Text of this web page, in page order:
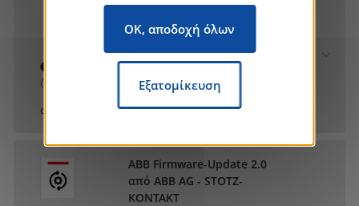
KONTAKT
€0.00
Εξαιρ. ΦΠΑ και μεταφορικών
από ABB AG - STOTZ-KONTAKT
ABB Firmware-Update 2.0
από ABB AG - STOTZ-
KONTAKT
OK, αποδοχή όλων
Εξατομίκευση